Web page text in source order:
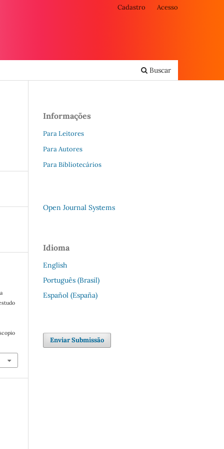
Buscar
Cadastro Acesso
Informações
Para Leitores
Para Autores
Para Bibliotecários
Open Journal Systems
Idioma
English
Português (Brasil)
Español (España)
Enviar Submissão